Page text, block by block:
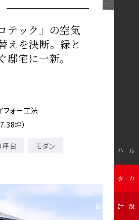
無料設計相談
テック」の空気
えを決断。緑と
宅に一新。
フォー工法
坪）
坪台 モダン